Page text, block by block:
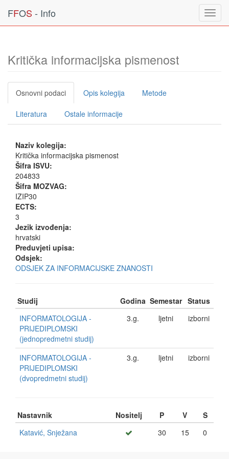
FFOS - Info
Kritička informacijska pismenost
Osnovni podaci Opis kolegija Metode
Literatura Ostale informacije
Naziv kolegija:
Kritička informacijska pismenost
Šifra ISVU:
204833
Šifra MOZVAG:
IZIP30
ECTS:
3
Jezik izvođenja:
hrvatski
Preduvjeti upisa:
Odsjek:
ODSJEK ZA INFORMACIJSKE ZNANOSTI
Studij Godina Semestar Status
INFORMATOLOGIJA -
PRIJEDIPLOMSKI
(jednopredmetni studij)
3.g. ljetni izborni
INFORMATOLOGIJA -
PRIJEDIPLOMSKI
(dvopredmetni studij)
3.g. ljetni izborni
Nastavnik Nositelj P V
S
Katavić, Snježana
30 15 0